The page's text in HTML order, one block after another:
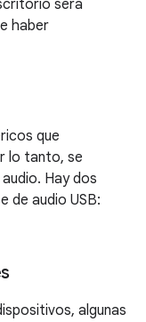
será
haber
que
lo tanto, se
Hay dos
de audio USB:
algunas